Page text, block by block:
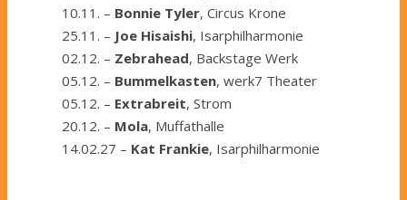
10.11. – Bonnie Tyler, Circus Krone
25.11. – Joe Hisaishi, Isarphilharmonie
02.12. – Zebrahead, Backstage Werk
05.12. – Bummelkasten, werk7 Theater
05.12. – Extrabreit, Strom
20.12. – Mola, Muffathalle
14.02.27 – Kat Frankie, Isarphilharmonie